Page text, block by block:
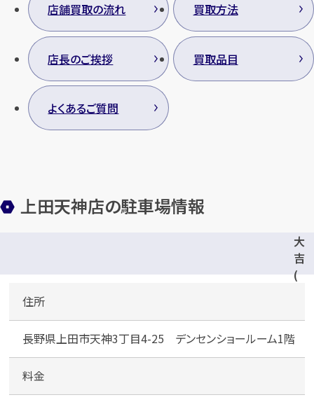
店舗買取の流れ 買取方法
店長のご挨拶 買取品目
よくあるご質問
上田天神店の駐車場情報
大
吉
(
セ
ン
シ
ー
住所
長野県上田市天神3丁目4-25 デンセンショールーム1階
料金